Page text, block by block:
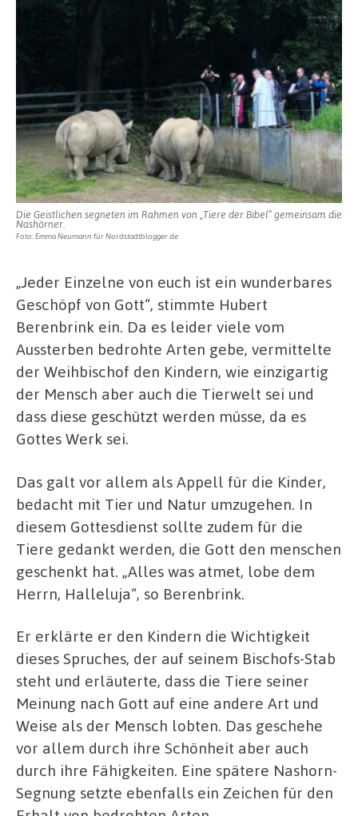
Die Geistlichen segneten im Rahmen von „Tiere der Bibel“ gemeinsam die
Nashörner.
Foto: Emma Neumann für Nordstadtblogger.de
„Jeder Einzelne von euch ist ein wunderbares
Geschöpf von Gott“, stimmte Hubert
Berenbrink ein. Da es leider viele vom
Aussterben bedrohte Arten gebe, vermittelte
der Weihbischof den Kindern, wie einzigartig
der Mensch aber auch die Tierwelt sei und
dass diese geschützt werden müsse, da es
Gottes Werk sei.
Das galt vor allem als Appell für die Kinder,
bedacht mit Tier und Natur umzugehen. In
diesem Gottesdienst sollte zudem für die
Tiere gedankt werden, die Gott den menschen
geschenkt hat. „Alles was atmet, lobe dem
Herrn, Halleluja“, so Berenbrink.
Er erklärte er den Kindern die Wichtigkeit
dieses Spruches, der auf seinem Bischofs-Stab
steht und erläuterte, dass die Tiere seiner
Meinung nach Gott auf eine andere Art und
Weise als der Mensch lobten. Das geschehe
vor allem durch ihre Schönheit aber auch
durch ihre Fähigkeiten. Eine spätere Nashorn-
Segnung setzte ebenfalls ein Zeichen für den